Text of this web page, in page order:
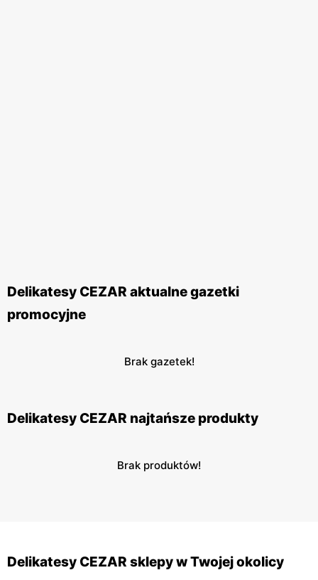
Delikatesy CEZAR aktualne gazetki
promocyjne
Brak gazetek!
Delikatesy CEZAR najtańsze produkty
Brak produktów!
Delikatesy CEZAR sklepy w Twojej okolicy